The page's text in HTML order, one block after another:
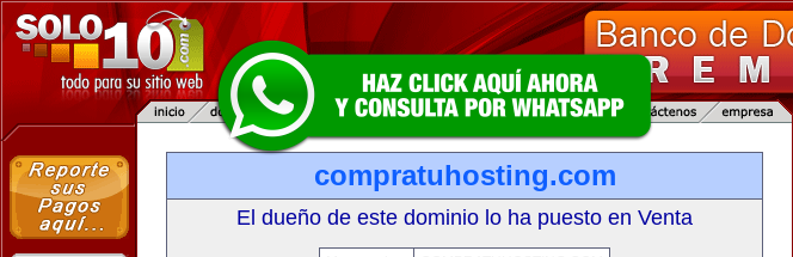
compratuhosting.com
El dueño de este dominio lo ha puesto en Venta